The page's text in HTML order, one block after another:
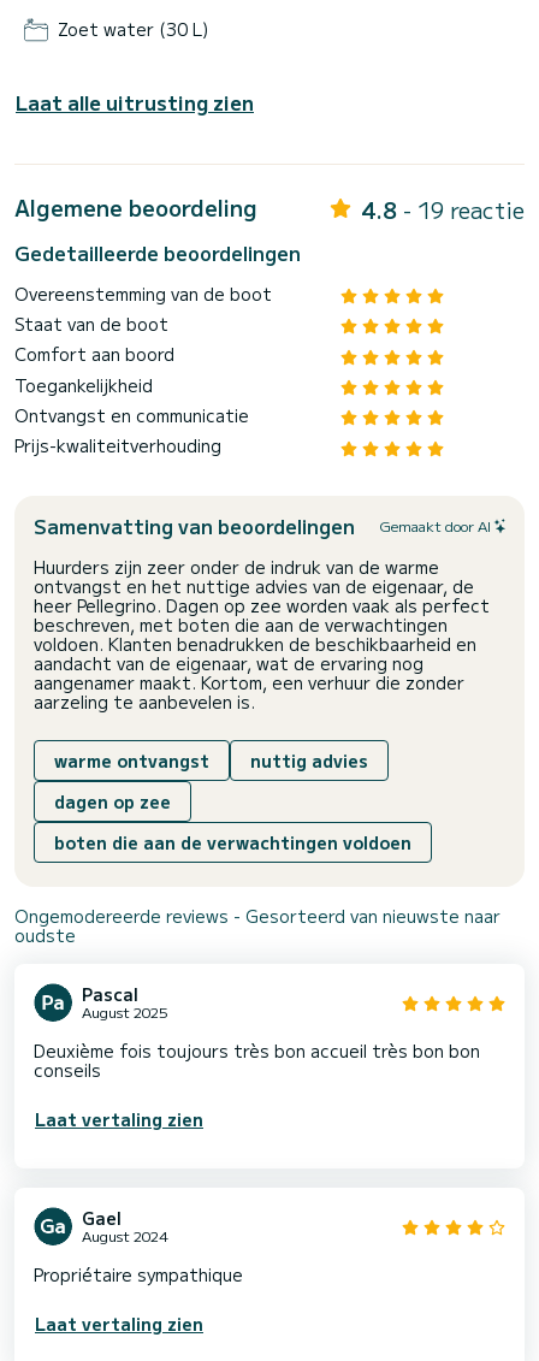
Zoet water (30 L)
Laat alle uitrusting zien
Algemene beoordeling 4.8 - 19 reactie
Gedetailleerde beoordelingen
Overeenstemming van de boot
Staat van de boot
Comfort aan boord
Toegankelijkheid
Ontvangst en communicatie
Prijs-kwaliteitverhouding
Samenvatting van beoordelingen Gemaakt door AI
Huurders zijn zeer onder de indruk van de warme
ontvangst en het nuttige advies van de eigenaar, de
heer Pellegrino. Dagen op zee worden vaak als perfect
beschreven, met boten die aan de verwachtingen
voldoen. Klanten benadrukken de beschikbaarheid en
aandacht van de eigenaar, wat de ervaring nog
aangenamer maakt. Kortom, een verhuur die zonder
aarzeling te aanbevelen is.
warme ontvangst
nuttig advies
dagen op zee
boten die aan de verwachtingen voldoen
Ongemodereerde reviews - Gesorteerd van nieuwste naar
oudste
Pascal
August 2025
Deuxième fois toujours très bon accueil très bon bon
conseils
Laat vertaling zien
Gael
August 2024
Propriétaire sympathique
Laat vertaling zien